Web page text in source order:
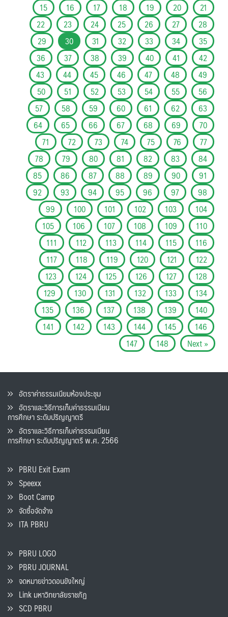
15
16 17 18 19 20
21
22
23 24 25 26 27
28
29
30 31 32 33 34
35
36
37 38 39 40 41
42
43
44 45 46 47 48
49
50
51 52 53 54 55
56
57
58 59 60 61 62
63
64
65 66 67 68 69
70
71
72 73 74 75 76
77
78
79 80 81 82 83
84
85
86 87 88 89 90
91
92
93 94 95 96 97
98
99
100 101 102 103
104
105
106 107 108 109
110
111
112 113 114 115
116
117
118 119 120 121
122
123
124 125 126 127
128
129
130 131 132 133
134
135
136 137 138 139
140
141
142 143 144 145
146
147
148 Next »
อัตราค่าธรรมเนียมห้องประชุม
อัตราและวิธีการเก็บค่าธรรมเนียน
การศึกษา ระดับปริญญาตรี
อัตราและวิธีการเก็บค่าธรรมเนียน
การศึกษา ระดับปริญญาตรี พ.ศ. 2566
PBRU Exit Exam
Speexx
Boot Camp
จัดซื้อจัดจ้าง
ITA PBRU
PBRU LOGO
PBRU JOURNAL
จดหมายข่าวดอนขังใหญ่
Link มหาวิทยาลัยราชภัฏ
SCD PBRU